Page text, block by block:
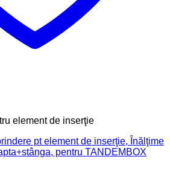
element de inserţie
pt element de inserţie, Înălţime
pentru TANDEMBOX